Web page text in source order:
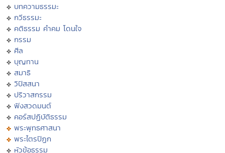
บทความธรรมะ
กวีธรรมะ
คติธรรม คำคม โดนใจ
กรรม
ศีล
บุญทาน
สมาธิ
วิปัสสนา
ปริวาสกรรม
ฟังสวดมนต์
คอร์สปฏิบัติธรรม
พระพุทธศาสนา
พระไตรปิฏก
หัวข้อธรรม